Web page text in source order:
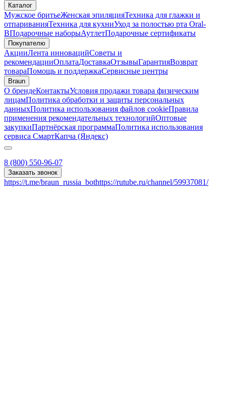
Каталог
Мужское бритьеЖенская эпиляцияТехника для глажки и
отпариванияТехника для кухниУход за полостью рта Oral-
BПодарочные наборыАутлетПодарочные сертификаты
Покупателю
АкцииЛента инновацийСоветы и
рекомендацииОплатаДоставкаОтзывыГарантияВозврат
товараПомощь и поддержкаСервисные центры
Braun
О брендеКонтактыУсловия продажи товара физическим
лицамПолитика обработки и защиты персональных
данныхПолитика использования файлов cookieПравила
применения рекомендательных технологийОптовые
закупкиПартнёрская программаПолитика использования
сервиса СмартКапча (Яндекс)
8 (800) 550-96-07
Заказать звонок
https://t.me/braun_russia_bothttps://rutube.ru/channel/59937081/